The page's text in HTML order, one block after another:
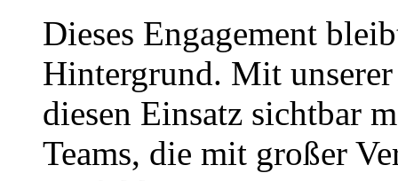
Dieses Engagement
Hintergrund. Mit
diesen Einsatz sichtbar
Teams, die mit großer